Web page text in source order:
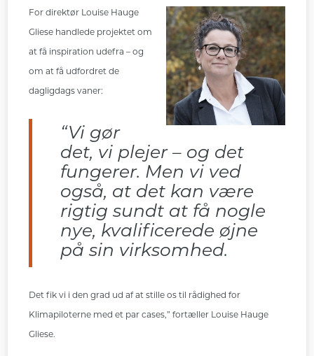
For direktør Louise Hauge
Gliese handlede projektet om
at få inspiration udefra – og
om at få udfordret de
dagligdags vaner:
“Vi gør
det, vi plejer – og det
fungerer. Men vi ved
også, at det kan være
rigtig sundt at få nogle
nye, kvalificerede øjne
på sin virksomhed.
Det fik vi i den grad ud af at stille os til rådighed for
Klimapiloterne med et par cases,” fortæller Louise Hauge
Gliese.